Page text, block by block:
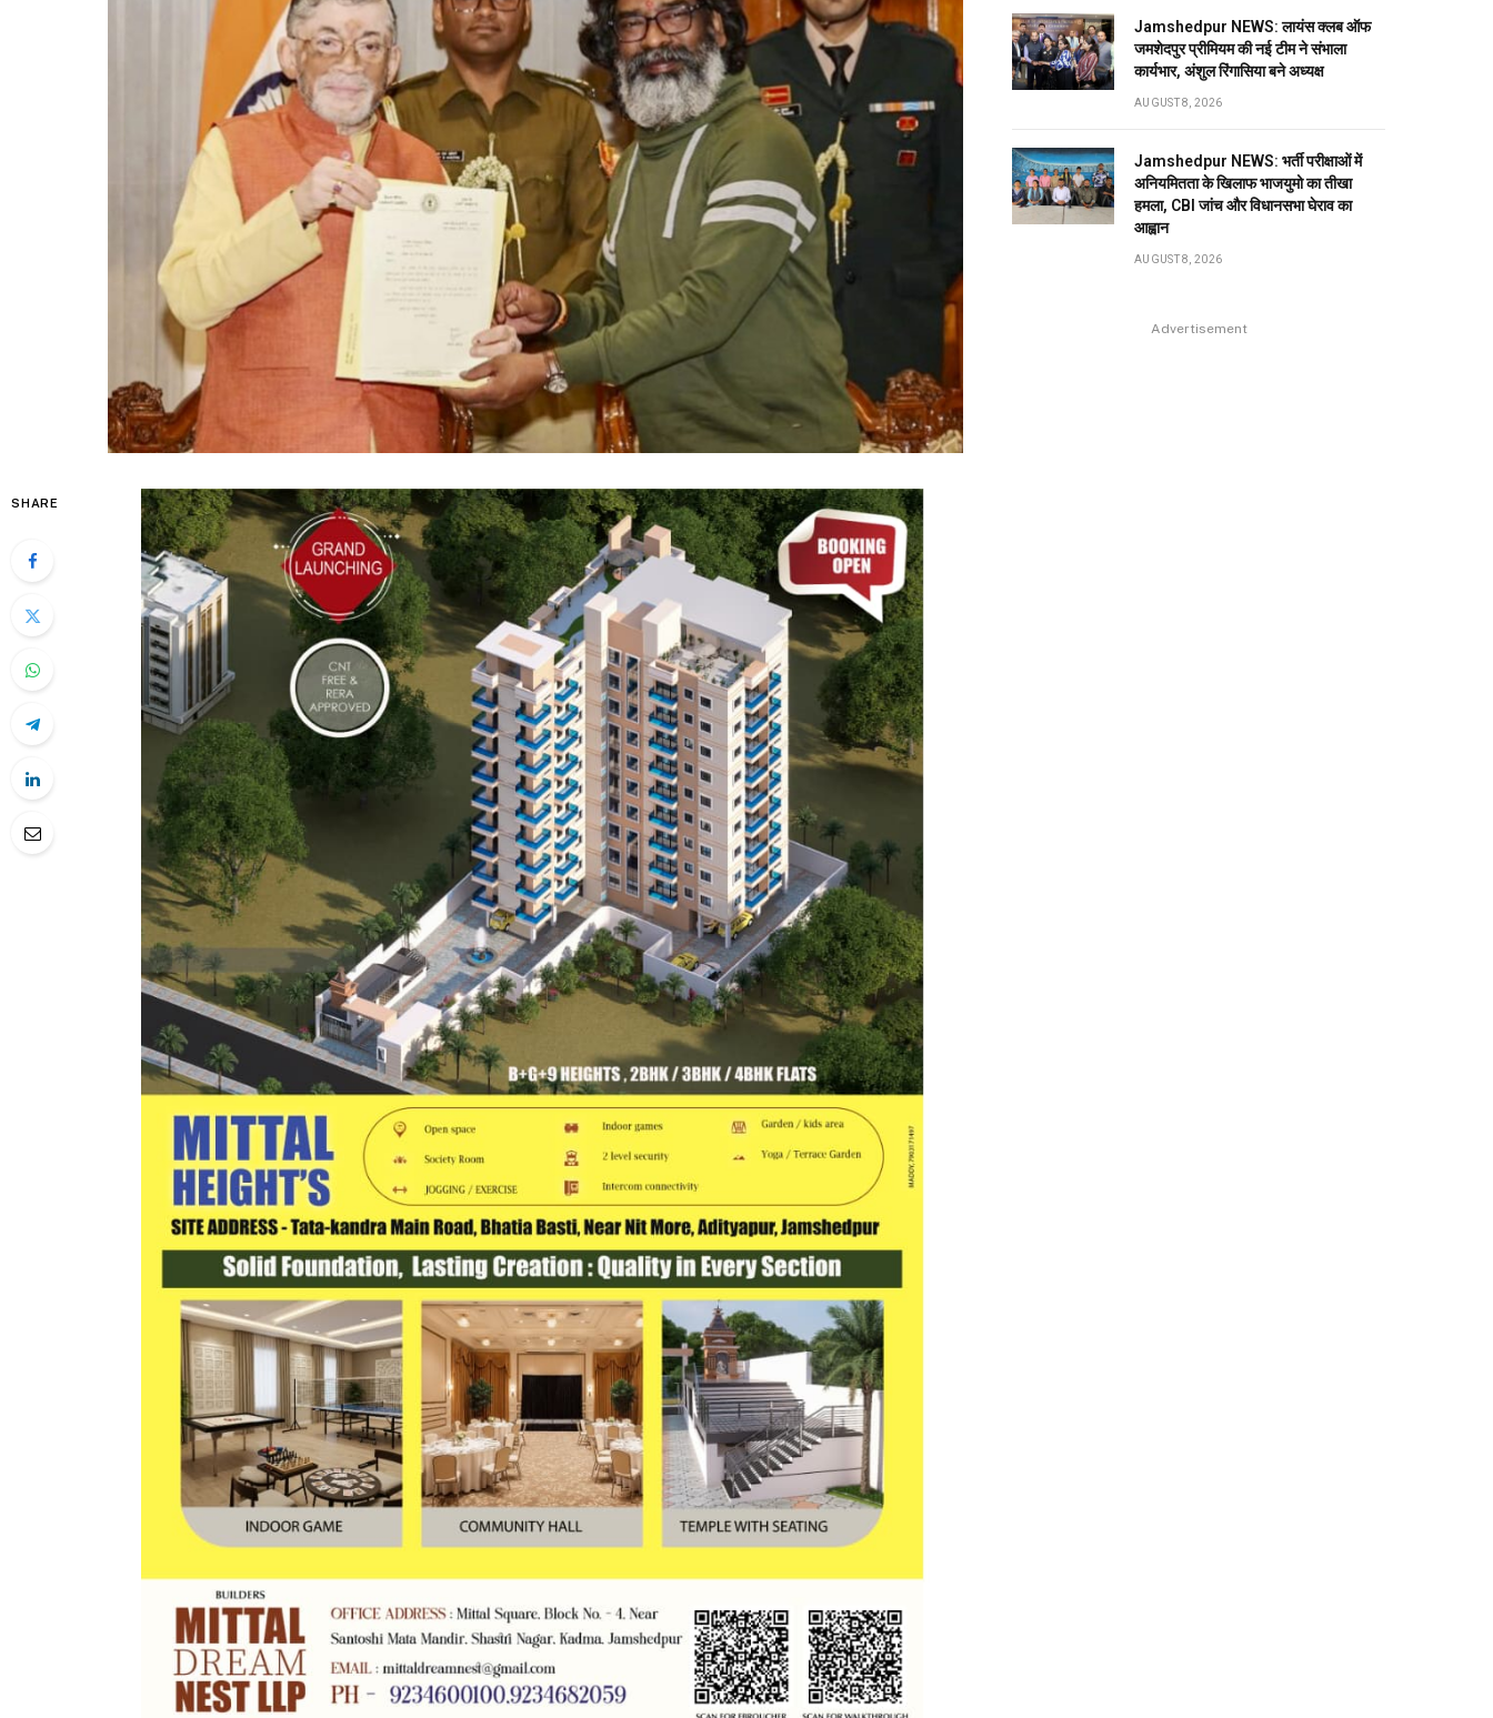
SHARE
Jamshedpur NEWS: लायंस क्लब ऑफ
जमशेदपुर प्रीमियम की नई टीम ने संभाला
कार्यभार, अंशुल रिंगासिया बने अध्यक्ष
AUGUST 8, 2026
Jamshedpur NEWS: भर्ती परीक्षाओं में
अनियमितता के खिलाफ भाजयुमो का तीखा
हमला, CBI जांच और विधानसभा घेराव का
आह्वान
AUGUST 8, 2026
Advertisement